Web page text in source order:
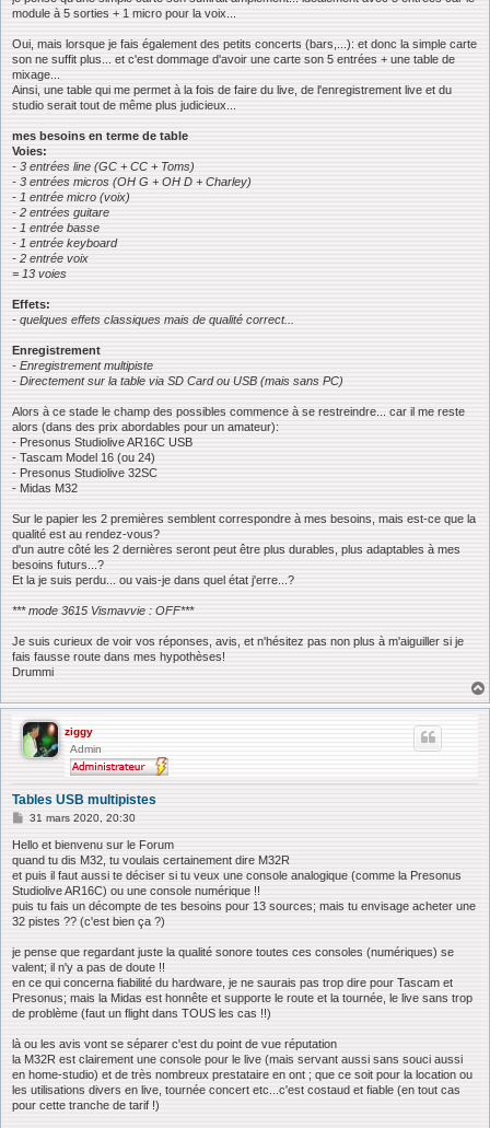
module à 5 sorties + 1 micro pour la voix...
Oui, mais lorsque je fais également des petits concerts (bars,...): et donc la simple carte
son ne suffit plus... et c'est dommage d'avoir une carte son 5 entrées + une table de
mixage...
Ainsi, une table qui me permet à la fois de faire du live, de l'enregistrement live et du
studio serait tout de même plus judicieux...
mes besoins en terme de table
Voies:
- 3 entrées line (GC + CC + Toms)
- 3 entrées micros (OH G + OH D + Charley)
- 1 entrée micro (voix)
- 2 entrées guitare
- 1 entrée basse
- 1 entrée keyboard
- 2 entrée voix
= 13 voies
Effets:
- quelques effets classiques mais de qualité correct...
Enregistrement
- Enregistrement multipiste
- Directement sur la table via SD Card ou USB (mais sans PC)
Alors à ce stade le champ des possibles commence à se restreindre... car il me reste
alors (dans des prix abordables pour un amateur):
- Presonus Studiolive AR16C USB
- Tascam Model 16 (ou 24)
- Presonus Studiolive 32SC
- Midas M32
Sur le papier les 2 premières semblent correspondre à mes besoins, mais est-ce que la
qualité est au rendez-vous?
d'un autre côté les 2 dernières seront peut être plus durables, plus adaptables à mes
besoins futurs...?
Et la je suis perdu... ou vais-je dans quel état j'erre...?
*** mode 3615 Vismavvie : OFF***
Je suis curieux de voir vos réponses, avis, et n'hésitez pas non plus à m'aiguiller si je
fais fausse route dans mes hypothèses!
Drummi
ziggy
Admin
Tables USB multipistes
M
s
s
g
e
31 mars 2020, 20:30
Hello et bienvenu sur le Forum
quand tu dis M32, tu voulais certainement dire M32R
et puis il faut aussi te déciser si tu veux une console analogique (comme la Presonus
Studiolive AR16C) ou une console numérique !!
puis tu fais un décompte de tes besoins pour 13 sources; mais tu envisage acheter une
32 pistes ?? (c'est bien ça ?)
je pense que regardant juste la qualité sonore toutes ces consoles (numériques) se
valent; il n'y a pas de doute !!
en ce qui concerna fiabilité du hardware, je ne saurais pas trop dire pour Tascam et
Presonus; mais la Midas est honnête et supporte le route et la tournée, le live sans trop
de problème (faut un flight dans TOUS les cas !!)
là ou les avis vont se séparer c'est du point de vue réputation
la M32R est clairement une console pour le live (mais servant aussi sans souci aussi
en home-studio) et de très nombreux prestataire en ont ; que ce soit pour la location ou
les utilisations divers en live, tournée concert etc...c'est costaud et fiable (en tout cas
pour cette tranche de tarif !)